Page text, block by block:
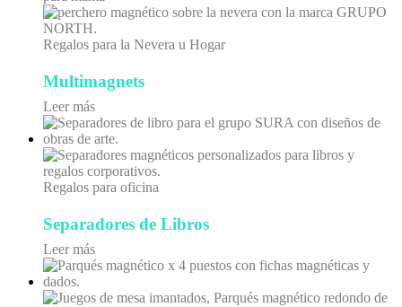
Regalos para la Nevera u Hogar
Multimagnets
Leer más
Regalos para oficina
Separadores de Libros
Leer más